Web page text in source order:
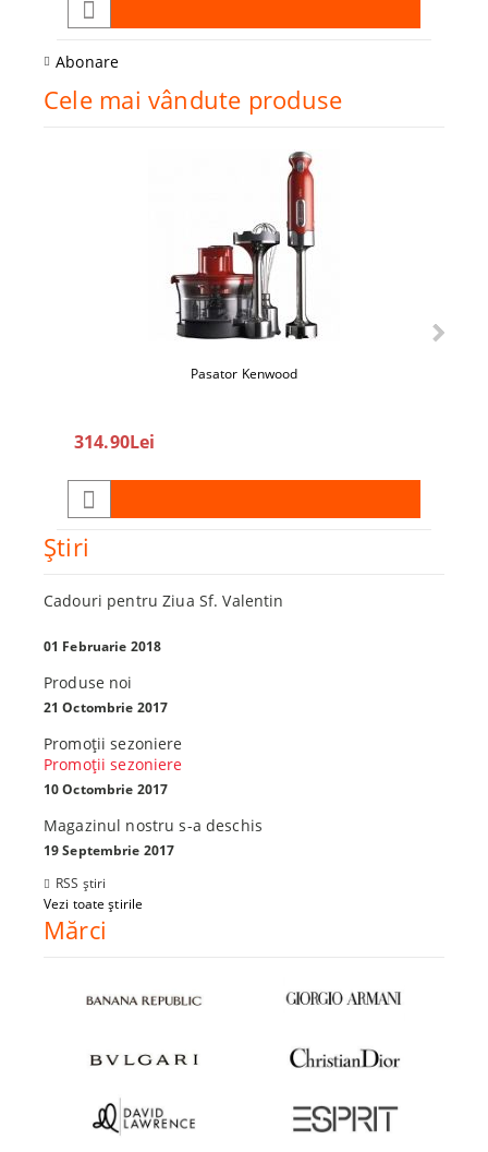
Abonare
Cele mai vândute produse
Pasator Kenwood
314.90Lei
Ştiri
Cadouri pentru Ziua Sf. Valentin
01 Februarie 2018
Produse noi
21 Octombrie 2017
Promoţii sezoniere
Promoţii sezoniere
10 Octombrie 2017
Magazinul nostru s-a deschis
19 Septembrie 2017
RSS știri
Vezi toate știrile
Mărci